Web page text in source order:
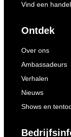
Vind een
Ontdek
Over ons
Ambassadeurs
Verhalen
Nieuws
Shows en